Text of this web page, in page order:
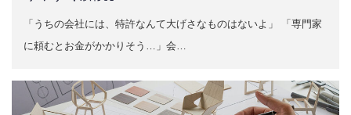
「うちの会社には、特許なんて大げさなものはないよ」 「専門家
に頼むとお金がかかりそう…」会…